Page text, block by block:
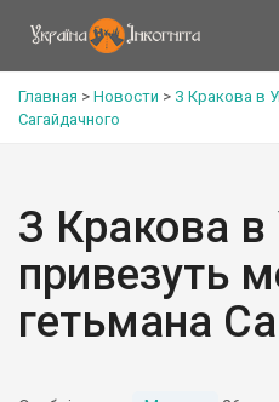
Главная > Новости > З Кракова в
Сагайдачного
З Кракова в
привезуть
гетьмана